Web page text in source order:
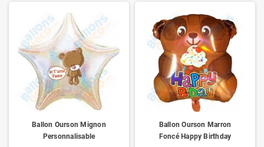
Ballon Ourson Mignon
Personnalisable
Ballon Ourson Marron
Foncé Happy Birthday